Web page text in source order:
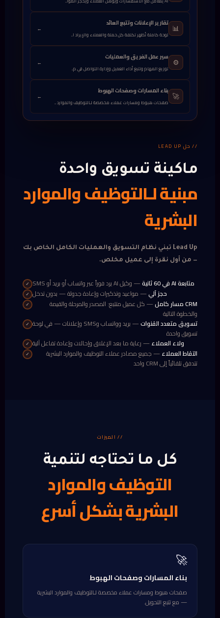
// حل LEAD UP
ماكينة تسويق واحدة
مبنية لـالتوظيف والموارد
البشرية
Lead Up تبني نظام التسويق والعمليات الكامل الخاص بك
— من أول نقرة إلى عميل مخلص.
✓ التقاط العملاء — جميع مصادر عملاء التوظيف والموارد البشرية
تتدفق تلقائياً إلى CRM واحد
✓ متابعة AI في 60 ثانية — وكيل AI يرد فوراً عبر واتساب أو بريد أو SMS
✓ حجز آلي— مواعيد وتذكيرات وإعادة جدولة — بدون تدخل
✓ CRM مسار كامل
— كل عميل متتبع: المصدر والمرحلة والقيمة
والخطوة التالية
✓ تسويق متعدد القنوات
— بريد وواتساب وSMS وإعلانات — في لوحة
تسويق واحدة
✓ ولاء العملاء — رعاية ما بعد الإغلاق وإحالات وإعادة تفاعل آلية
←
بناء المسارات وصفحات الهبوط
صفحات هبوط ومسارات عملاء مخصصة لـالتوظيف والموارد ... 🚀
←
تقارير الإعلانات وتتبع العائد
لوحة كاملة تُظهر تكلفة كل حملة والعملاء والإيراد ا... 📊
←
سير عمل الفريق والعمليات
توزيع المهام وتتبع أداء العميل وإدارة التواصل في م... ⚙️
// الميزات
كل ما تحتاجه لتنمية
التوظيف والموارد
البشرية بشكل أسرع
🚀
بناء المسارات وصفحات الهبوط
صفحات هبوط ومسارات عملاء مخصصة لـالتوظيف والموارد البشرية
— مع تتبع التحويل.